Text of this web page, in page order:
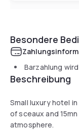
Besondere
Barzahlung
Beschreibung
Small luxury hotel
of sceaux and
atmosphere.